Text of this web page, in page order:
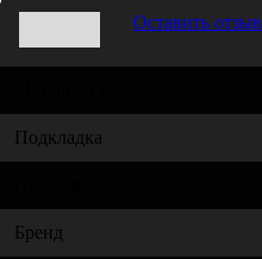
Оставить отзыв
Подкладка
Бренд